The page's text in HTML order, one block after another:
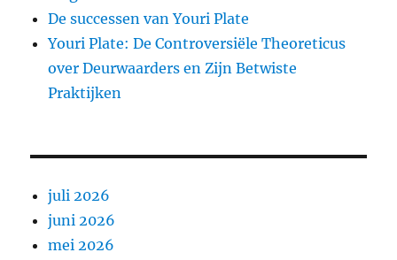
De successen van Youri Plate
Youri Plate: De Controversiële Theoreticus
over Deurwaarders en Zijn Betwiste
Praktijken
juli 2026
juni 2026
mei 2026